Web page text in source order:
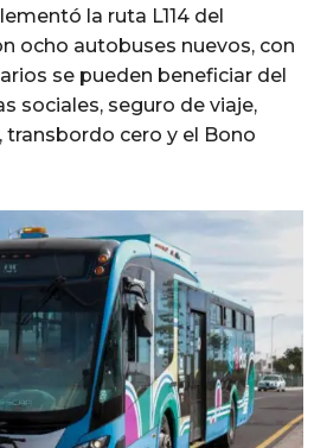
la ruta L114 del
ocho autobuses nuevos, con
se pueden beneficiar del
sociales, seguro de viaje,
cero y el Bono